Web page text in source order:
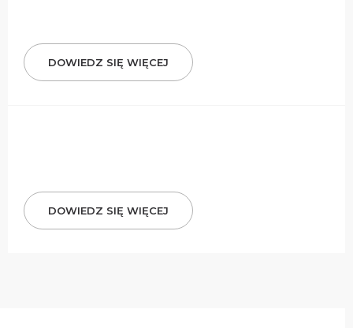
DOWIEDZ SIĘ WIĘCEJ
DOWIEDZ SIĘ WIĘCEJ